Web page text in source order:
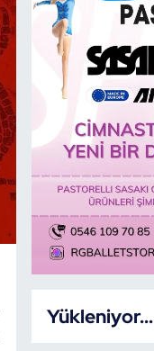
Yükleniyor...